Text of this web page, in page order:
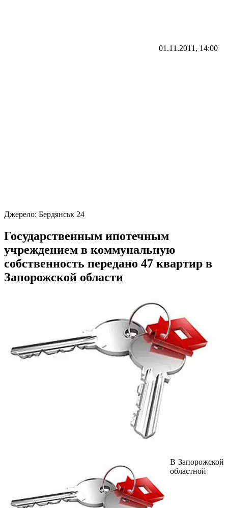
01.11.2011, 14:00
Джерело: Бердянськ 24
Государственным ипотечным
учреждением в коммунальную
собственность передано 47 квартир в
Запорожской области
В Запорожской
областной